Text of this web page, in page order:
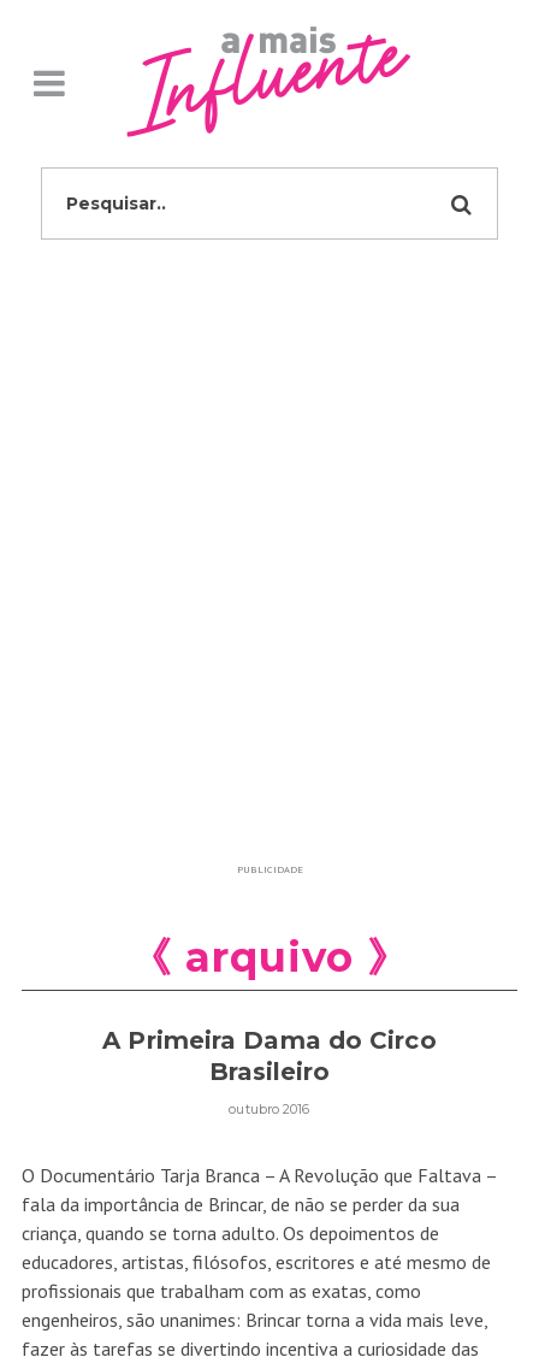
PUBLICIDADE
《 arquivo 》
A Primeira Dama do Circo
Brasileiro
outubro 2016
O Documentário Tarja Branca – A Revolução que Faltava –
fala da importância de Brincar, de não se perder da sua
criança, quando se torna adulto. Os depoimentos de
educadores, artistas, filósofos, escritores e até mesmo de
profissionais que trabalham com as exatas, como
engenheiros, são unanimes: Brincar torna a vida mais leve,
fazer às tarefas se divertindo incentiva a curiosidade das